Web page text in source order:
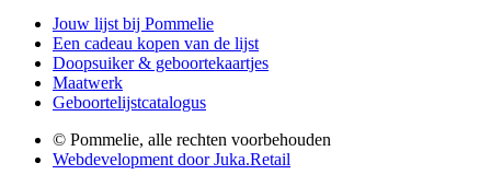
Jouw lijst bij Pommelie
Een cadeau kopen van de lijst
Doopsuiker & geboortekaartjes
Maatwerk
Geboortelijstcatalogus
© Pommelie, alle rechten voorbehouden
Webdevelopment door Juka.Retail